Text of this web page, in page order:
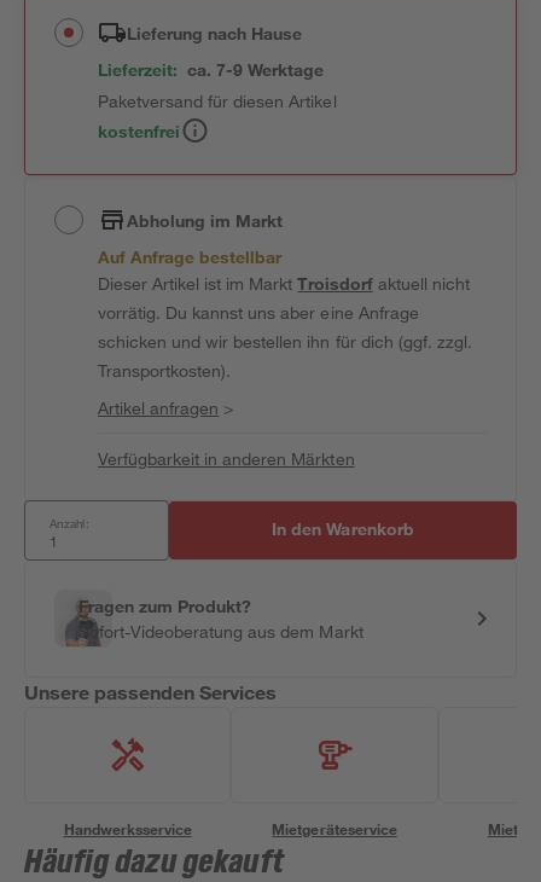
Lieferung nach Hause
Lieferzeit: ca. 7-9 Werktage
Paketversand für diesen Artikel
kostenfrei
Abholung im Markt
Auf Anfrage bestellbar
Dieser Artikel ist im MarktTroisdorfaktuell nicht
vorrätig. Du kannst uns aber eine Anfrage
schicken und wir bestellen ihn für dich (ggf. zzgl.
Transportkosten).
Artikel anfragen >
Verfügbarkeit in anderen Märkten
Anzahl: In den Warenkorb
Fragen zum Produkt?
Sofort-Videoberatung aus dem Markt
Unsere passenden Services
Handwerksservice Mietgeräteservice
Häufig dazu gekauft